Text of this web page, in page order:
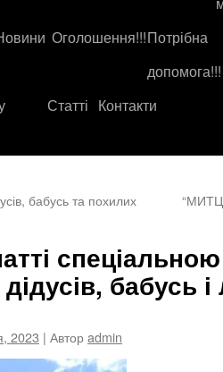
Оголошення!!!Потрібна
допомога!!!
Статті Контакти
бабусь та похилих
бабусь
2023 | Авторadmin